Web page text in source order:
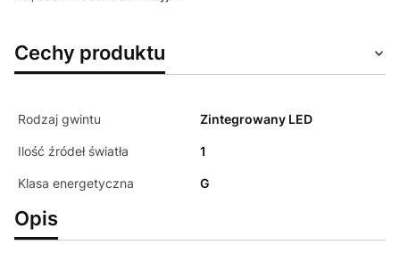
Cechy produktu
Rodzaj gwintu Zintegrowany LED
Ilość źródeł światła 1
Klasa energetyczna G
Opis